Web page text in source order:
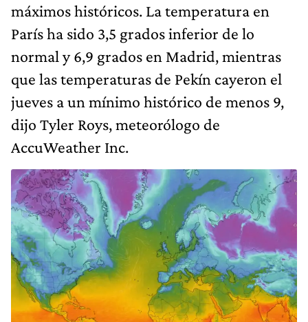
máximos históricos. La temperatura en
París ha sido 3,5 grados inferior de lo
normal y 6,9 grados en Madrid, mientras
que las temperaturas de Pekín cayeron el
jueves a un mínimo histórico de menos 9,
dijo Tyler Roys, meteorólogo de
AccuWeather Inc.